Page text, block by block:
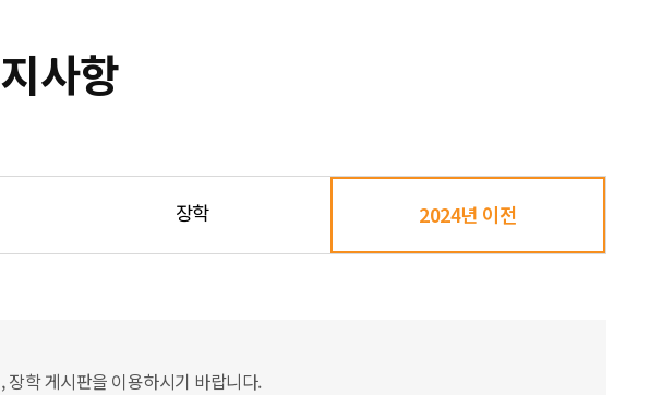
사항
장학 2024년 이전
학 게시판을 이용하시기 바랍니다.